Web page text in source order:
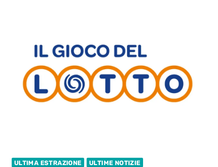
ULTIMA ESTRAZIONE ULTIME NOTIZIE